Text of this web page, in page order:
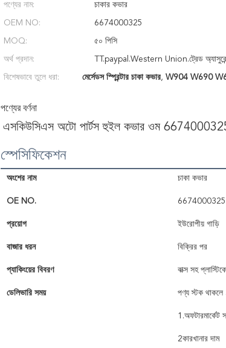
পণ্যের নাম: চাকার কভার
OEM NO: 6674000325
MOQ: ৫০ পিসি
অর্থ প্রদান: TT.paypal.Western Union.ট্রেড
বিশেষভাবে তুলে ধরা: মের্সেডস স্প্রিন্টার চাকা কভার, W904 W690
পণ্যের বর্ণনা
এসকিউসিএস অটো পার্টস হুইল কভার ওম
স্পেসিফিকেশন
অংশের নাম চাকা কভার
OE NO. 6674000325
প্রয়োগ ইউরোপীয় গাড়ি
বাজার ধরন বিক্রির পর
প্যাকিংয়ের বিবরণ বাক্স সহ
ডেলিভারি সময় পণ্য স্টক
1.অফটারমার্কেট
2কারখানার দাম